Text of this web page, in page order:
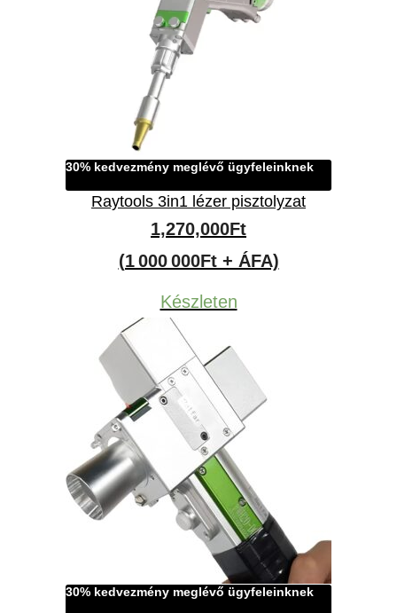
30% kedvezmény meglévő ügyfeleinknek
Raytools 3in1 lézer pisztolyzat
1,270,000Ft
(1 000 000Ft + ÁFA)
Készleten
30% kedvezmény meglévő ügyfeleinknek